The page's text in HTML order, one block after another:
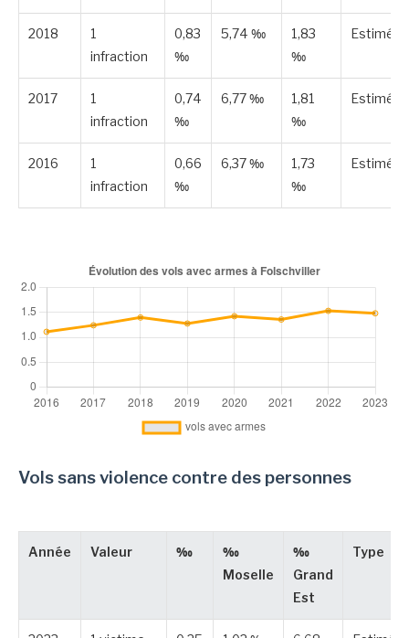
2018
1
infraction
0,83
‰
5,74 ‰
1,83
‰
Estimée
2017
1
infraction
0,74
‰
6,77 ‰
1,81
‰
Estimée
2016
1
infraction
0,66
‰
6,37 ‰
1,73
‰
Estimée
Vols sans violence contre des personnes
Année Valeur ‰
‰
Moselle
‰
Grand
Est
Type